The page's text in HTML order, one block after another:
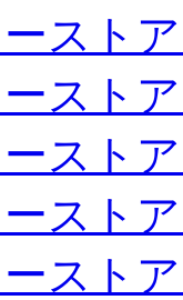
スト
スト
スト
スト
スト